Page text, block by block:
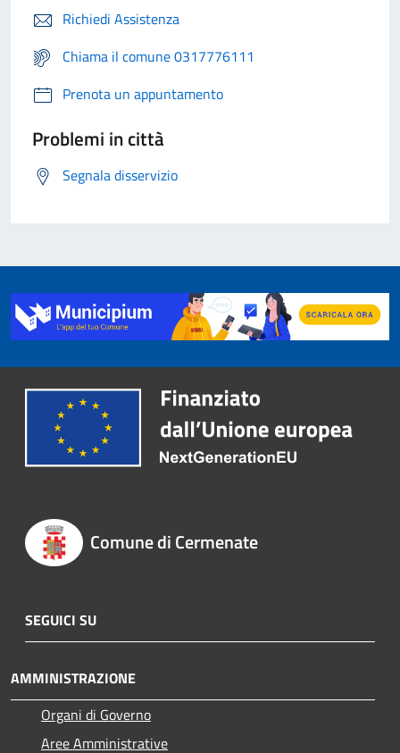
Richiedi Assistenza
Chiama il comune 0317776111
Prenota un appuntamento
Problemi in città
Segnala disservizio
Comune di Cermenate
SEGUICI SU
AMMINISTRAZIONE
Organi di Governo
Aree Amministrative